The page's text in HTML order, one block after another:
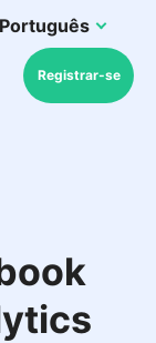
Português
Registrar-se